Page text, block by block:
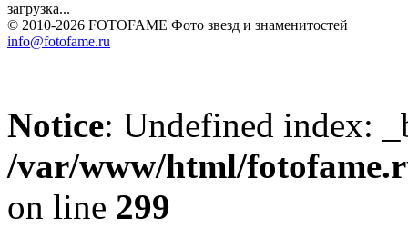
загрузка...
© 2010-2026 FOTOFAME Фото звезд и знаменитостей
info@fotofame.ru
Notice: Undefined index:
/var/www/html/
on line 299